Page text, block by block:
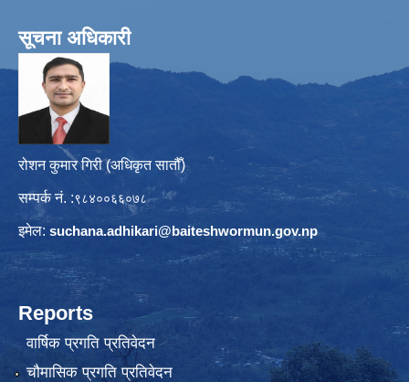
सूचना अधिकारी
रोशन कुमार गिरी (अधिकृत सातौँ)
सम्पर्क नं. :९८४००६६०७८
इमेल: suchana.adhikari@baiteshwormun.gov.np
Reports
वार्षिक प्रगति प्रतिवेदन
चौमासिक प्रगति प्रतिवेदन